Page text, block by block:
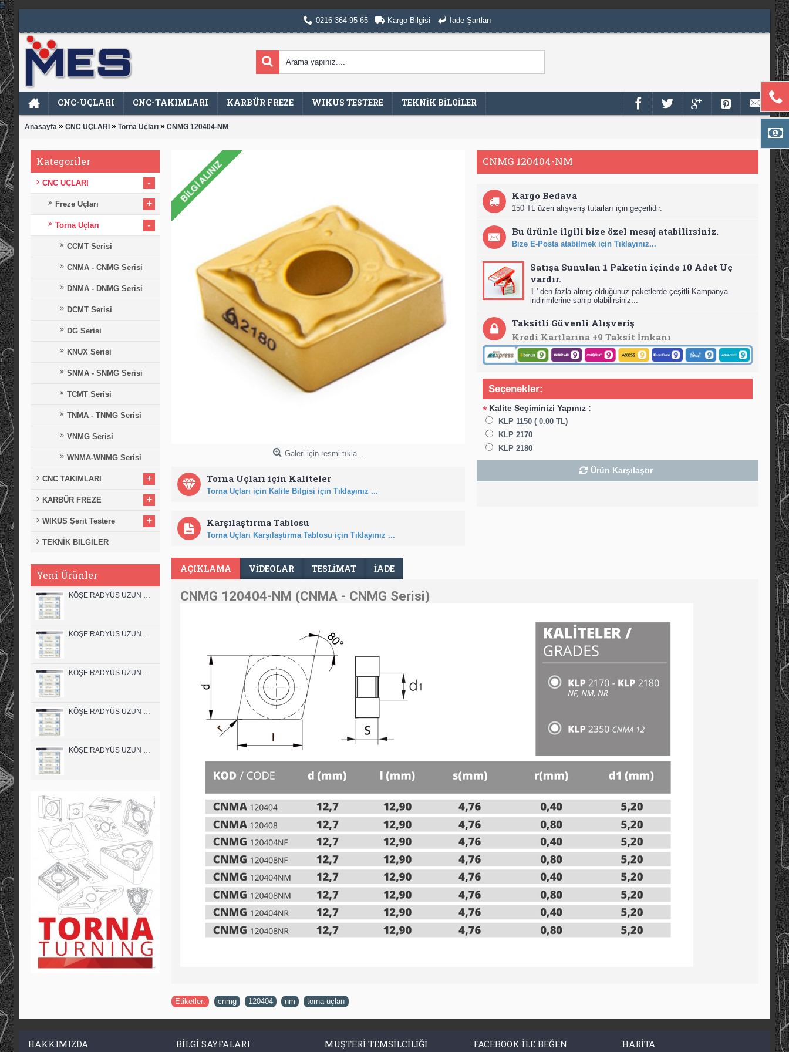
0216-364 95 65 Kargo Bilgisi İade Şartları
CNC-UÇLARI CNC-TAKIMLARI KARBÜR FREZE WIKUS TESTERE TEKNİK BİLGİLER
Anasayfa » CNC UÇLARI » Torna Uçları » CNMG 120404-NM
Kategoriler
CNC UÇLARI -
Freze Uçları +
Torna Uçları -
CCMT Serisi
CNMA - CNMG Serisi
DNMA - DNMG Serisi
DCMT Serisi
DG Serisi
KNUX Serisi
SNMA - SNMG Serisi
TCMT Serisi
TNMA - TNMG Serisi
VNMG Serisi
WNMA-WNMG Serisi
CNC TAKIMLARI +
KARBÜR FREZE +
WIKUS Şerit Testere +
TEKNİK BİLGİLER
Yeni Ürünler
Galeri için resmi tıkla...
Torna Uçları için Kaliteler
Torna Uçları için Kalite Bilgisi için Tıklayınız ...
Karşılaştırma Tablosu
Torna Uçları Karşılaştırma Tablosu için Tıklayınız ...
CNMG 120404-NM
Kargo Bedava
150 TL üzeri alışveriş tutarları için geçerlidir.
Bu ürünle ilgili bize özel mesaj atabilirsiniz.
Bize E-Posta atabilmek için Tıklayınız...
Satışa Sunulan 1 Paketin içinde 10 Adet Uç
vardır.
1 ' den fazla almış olduğunuz paketlerde çeşitli Kampanya
indirimlerine sahip olabilirsiniz...
Taksitli Güvenli Alışveriş
Kredi Kartlarına +9 Taksit İmkanı
Seçenekler:
* Kalite Seçiminizi Yapınız :
KLP 1150 ( 0.00 TL)
KLP 2170
KLP 2180
Ürün Karşılaştır
AÇIKLAMA VIDEOLAR TESLIMAT İADE
CNMG 120404-NM (CNMA - CNMG Serisi)
Etiketler: cnmg 120404 nm torna uçları
HAKKIMIZDA BILGI SAYFALARI MÜŞTERI TEMSILCILIĞI FACEBOOK ILE BEĞEN HARITA